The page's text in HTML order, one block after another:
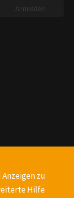
Anmelden
zu
Hilfe